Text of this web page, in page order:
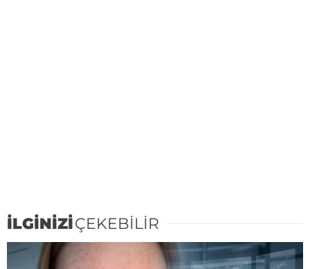
İLGİNİZİÇEKEBİLİR